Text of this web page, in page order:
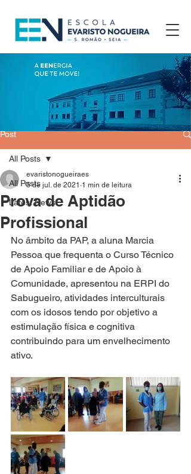
Post
All Posts
Latest News
All Posts
Prova de Aptidão
Profissional
evaristonogueiraes
5 de jul. de 2021 1 min de leitura
No âmbito da PAP, a aluna Marcia
Pessoa que frequenta o Curso Técnico
de Apoio Familiar e de Apoio à
Comunidade, apresentou na ERPI do
Sabugueiro, atividades interculturais
com os idosos tendo por objetivo a
estimulação física e cognitiva
contribuindo para um envelhecimento
ativo.